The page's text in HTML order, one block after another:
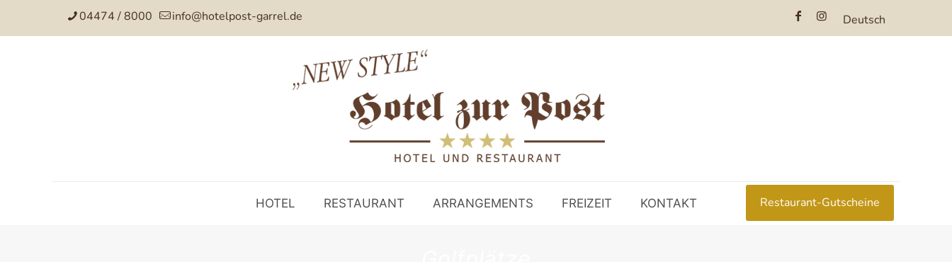
04474 / 8000 info@hotelpost-garrel.de Deutsch
HOTEL RESTAURANT ARRANGEMENTS FREIZEIT KONTAKT Restaurant-Gutscheine